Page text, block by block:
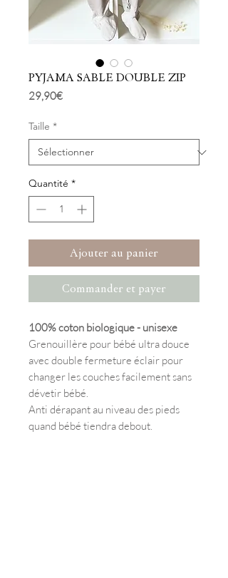
PYJAMA SABLE DOUBLE ZIP
29,90 €Prix
Taille *
Quantité *
Ajouter au panier
Commander et payer
100% coton biologique - unisexe
Grenouillère pour bébé ultra douce
avec double fermeture éclair pour
changer les couches facilement sans
dévetir bébé.
Anti dérapant au niveau des pieds
quand bébé tiendra debout.